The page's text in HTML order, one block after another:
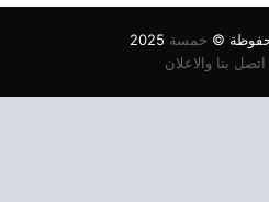
© خمسة
اتصل بنا والاعلان